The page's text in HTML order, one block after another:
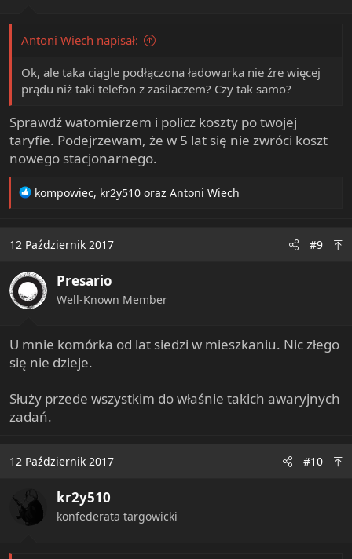
Antoni Wiech napisał:
Ok, ale taka ciągle podłączona ładowarka nie źre więcej
prądu niż taki telefon z zasilaczem? Czy tak samo?
Sprawdź watomierzem i policz koszty po twojej
taryfie. Podejrzewam, że w 5 lat się nie zwróci koszt
nowego stacjonarnego.
R
t
o
n
s
kompowiec, kr2y510 oraz Antoni Wiech
12 Październik 2017 #9
Presario
Well-Known Member
U mnie komórka od lat siedzi w mieszkaniu. Nic złego
się nie dzieje.
Służy przede wszystkim do właśnie takich awaryjnych
zadań.
12 Październik 2017 #10
kr2y510
konfederata targowicki